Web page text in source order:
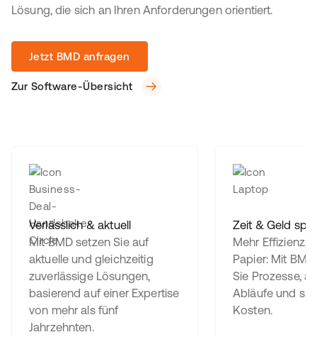
Lösung, die sich an Ihren Anforderungen orientiert.
Jetzt BMD anfragen
Zur Software-Übersicht
Verlässlich & aktuell
Mit BMD setzen Sie auf
aktuelle und gleichzeitig
zuverlässige Lösungen,
basierend auf einer Expertise
von mehr als fünf
Jahrzehnten.
Zeit & Geld
Mehr Effizienz,
Papier: Mit
Sie Prozesse,
Abläufe und
Kosten.